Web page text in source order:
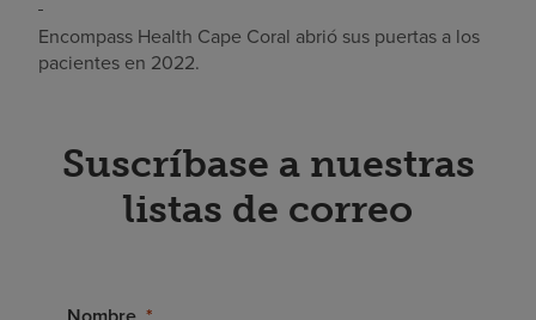
Encompass Health Cape Coral abrió sus puertas a los
pacientes en 2022.
Suscríbase a nuestras
listas de correo